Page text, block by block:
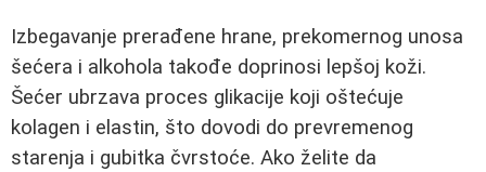
Izbegavanje prerađene hrane, prekomernog unosa
šećera i alkohola takođe doprinosi lepšoj koži.
Šećer ubrzava proces glikacije koji oštećuje
kolagen i elastin, što dovodi do prevremenog
starenja i gubitka čvrstoće. Ako želite da